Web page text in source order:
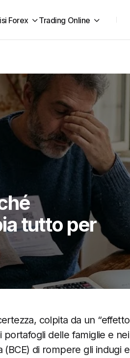
Forex Trading Online
tutto per
colpita da un “effetto
delle famiglie e nei
di rompere gli indugi e